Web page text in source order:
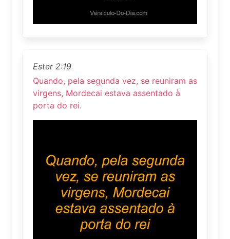
Ester 2:19
Quando, pela segunda vez, se reuniram as
virgens, Mordecai estava assentado à
porta do rei.